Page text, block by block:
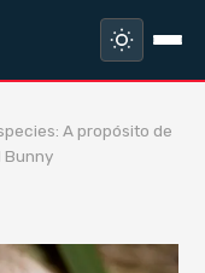
A propósito de
Bunny